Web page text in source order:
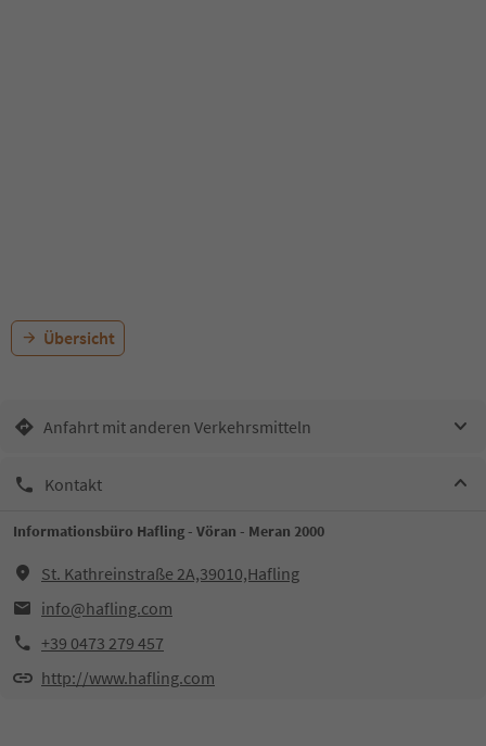
Übersicht
Anfahrt mit anderen Verkehrsmitteln
Kontakt
Informationsbüro Hafling - Vöran - Meran 2000
St. Kathreinstraße 2A,39010,Hafling
info@hafling.com
+39 0473 279 457
http://www.hafling.com